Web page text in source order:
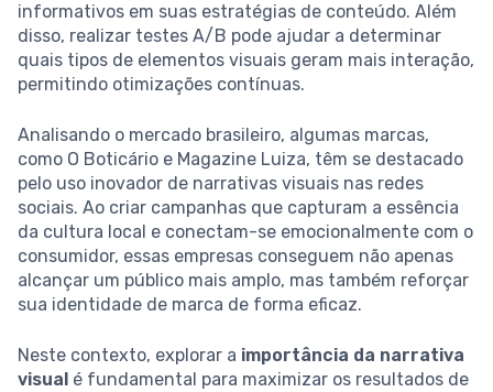
informativos em suas estratégias de conteúdo. Além
disso, realizar testes A/B pode ajudar a determinar
quais tipos de elementos visuais geram mais interação,
permitindo otimizações contínuas.
Analisando o mercado brasileiro, algumas marcas,
como O Boticário e Magazine Luiza, têm se destacado
pelo uso inovador de narrativas visuais nas redes
sociais. Ao criar campanhas que capturam a essência
da cultura local e conectam-se emocionalmente com o
consumidor, essas empresas conseguem não apenas
alcançar um público mais amplo, mas também reforçar
sua identidade de marca de forma eficaz.
Neste contexto, explorar a importância da narrativa
visual é fundamental para maximizar os resultados de